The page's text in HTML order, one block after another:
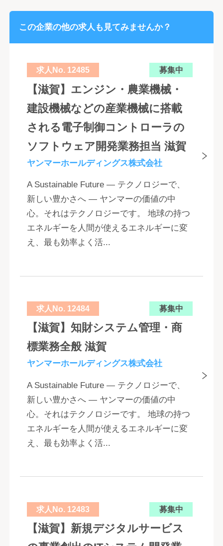
この企業の他の求人も見てみませんか？
求人No. 12485 募集中
【滋賀】エンジン・農業機械・
建設機械などの産業機械に搭載
される電子制御コントローラの
ソフトウェア開発業務担当 滋賀
ヤンマーホールディングス株式会社
A Sustainable Future ― テクノロジーで、
新しい豊かさへ ― ヤンマーの価値の中
心。それはテクノロジーです。 地球の持つ
エネルギーを人間が使えるエネルギーに変
え、最も効率よく活...
求人No. 12484 募集中
【滋賀】知財システム管理・商
標業務全般 滋賀
ヤンマーホールディングス株式会社
A Sustainable Future ― テクノロジーで、
新しい豊かさへ ― ヤンマーの価値の中
心。それはテクノロジーです。 地球の持つ
エネルギーを人間が使えるエネルギーに変
え、最も効率よく活...
求人No. 12483 募集中
【滋賀】新規デジタルサービス